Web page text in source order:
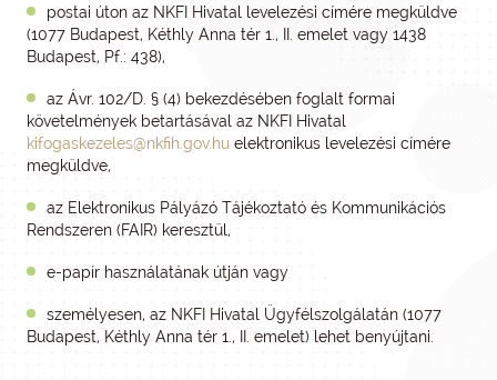
postai úton az NKFI Hivatal levelezési címére megküldve
(1077 Budapest, Kéthly Anna tér 1., II. emelet vagy 1438
Budapest, Pf.: 438),
az Ávr. 102/D. § (4) bekezdésében foglalt formai
követelmények betartásával az NKFI Hivatal
kifogaskezeles@nkfih.gov.hu elektronikus levelezési címére
megküldve,
az Elektronikus Pályázó Tájékoztató és Kommunikációs
Rendszeren (FAIR) keresztül,
e-papír használatának útján vagy
személyesen, az NKFI Hivatal Ügyfélszolgálatán (1077
Budapest, Kéthly Anna tér 1., II. emelet) lehet benyújtani.